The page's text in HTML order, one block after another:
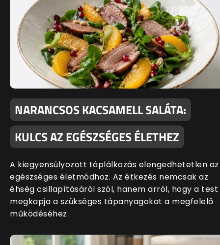
NARANCSOS KACSAMELL SALÁTA:
KULCS AZ EGÉSZSÉGES ÉLETHEZ
A kiegyensúlyozott táplálkozás elengedhetetlen az
egészséges életmódhoz. Az étkezés nemcsak az
éhség csillapításáról szól, hanem arról, hogy a test
megkapja a szükséges tápanyagokat a megfelelő
működéséhez.